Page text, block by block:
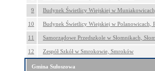
9 Budynek Świetlicy Wiejskiej w
10 Budynek Świetlicy Wiejskiej w Polanowicach,
11 Samorządowe Przedszkole w Słomnikach,
12 Zespół Szkół w Smrokowie, Smroków
Gmina Sułoszowa